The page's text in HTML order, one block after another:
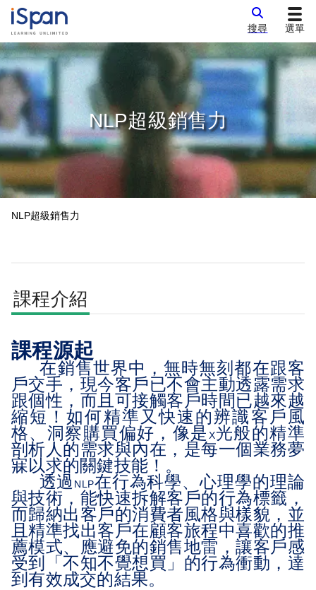
搜尋 選單
NLP超級銷售力
NLP超級銷售力
課程介紹
課程源起
在銷售世界中，無時無刻都在跟客
戶交手，現今客戶已不會主動透露需求
跟個性，而且可接觸客戶時間已越來越
縮短！如何精準又快速的辨識客戶風
格、洞察購買偏好，像是 X光般的精準
剖析人的需求與內在，是每一個業務夢
寐以求的關鍵技能！。
透過 NLP在行為科學、心理學的理論
與技術，能快速拆解客戶的行為標籤，
而歸納出客戶的消費者風格與樣貌，並
且精準找出客戶在顧客旅程中喜歡的推
薦模式、應避免的銷售地雷，讓客戶感
受到「不知不覺想買」的行為衝動，達
到有效成交的結果。